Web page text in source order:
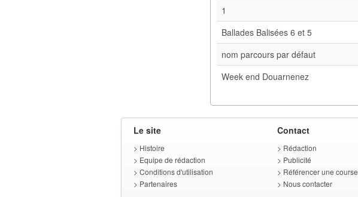
1
Ballades Balisées 6 et 5
nom parcours par défaut
Week end Douarnenez
Le site
> Histoire
> Equipe de rédaction
> Conditions d'utilisation
> Partenaires
Contact
> Rédaction
> Publicité
> Référencer une course
> Nous contacter